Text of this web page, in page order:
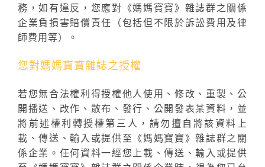
務，如有違反，您應對《媽媽寶寶》雜誌群之關係
企業負損害賠償責任（包括但不限於訴訟費用及律
師費用等）。
您對媽媽寶寶雜誌之授權
若您無合法權利得授權他人使用、修改、重製、公
開播送、改作、散布、發行、公開發表某資料，並
將前述權利轉授權第三人，請勿擅自將該資料上
載、傳送、輸入或提供至《媽媽寶寶》雜誌群之關
係企業。任何資料一經您上載、傳送、輸入或提供